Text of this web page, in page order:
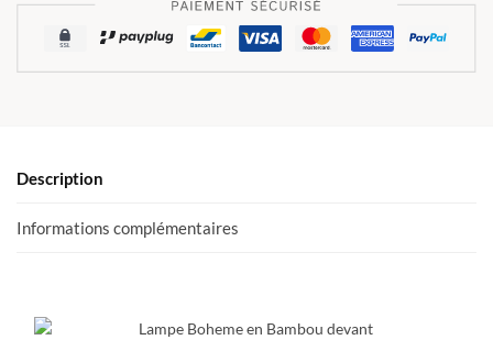
Description
Informations complémentaires